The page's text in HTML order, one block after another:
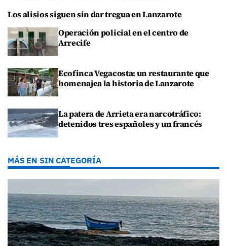
Los alisios siguen sin dar tregua en Lanzarote
Operación policial en el centro de
Arrecife
Ecofinca Vegacosta: un restaurante que
homenajea la historia de Lanzarote
La patera de Arrieta era narcotráfico:
detenidos tres españoles y un francés
MÁS EN SIN CATEGORÍA